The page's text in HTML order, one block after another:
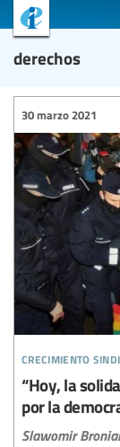
derechos
crecimiento
30 marzo 2021
“Hoy, la
por la
Slawomir